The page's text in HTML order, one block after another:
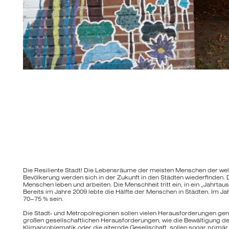
Die Resiliente Stadt! Die Lebensräume der meisten Menschen der
Bevölkerung werden sich in der Zukunft in den Städten wiederfinden.
Menschen leben und arbeiten. Die Menschheit tritt ein, in ein
Bereits im Jahre 2009 lebte die Hälfte der Menschen in Städten. Im
70–75 % sein.
Die Stadt- und Metropolregionen sollen vielen Herausforderungen
großen gesellschaftlichen Herausforderungen, wie die Bewältigung
Klimaproblematik oder die alternde Gesellschaft, sollen sogar